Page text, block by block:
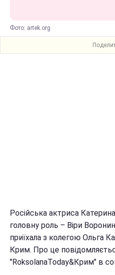
Фото: artek.org
Російська актриса
головну роль – Віри
приїхала з колегою Ольга
Крим. Про це
"RoksolanaToday&Крим" в